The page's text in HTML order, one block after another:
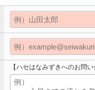
【ハセはなみずきへのお問い